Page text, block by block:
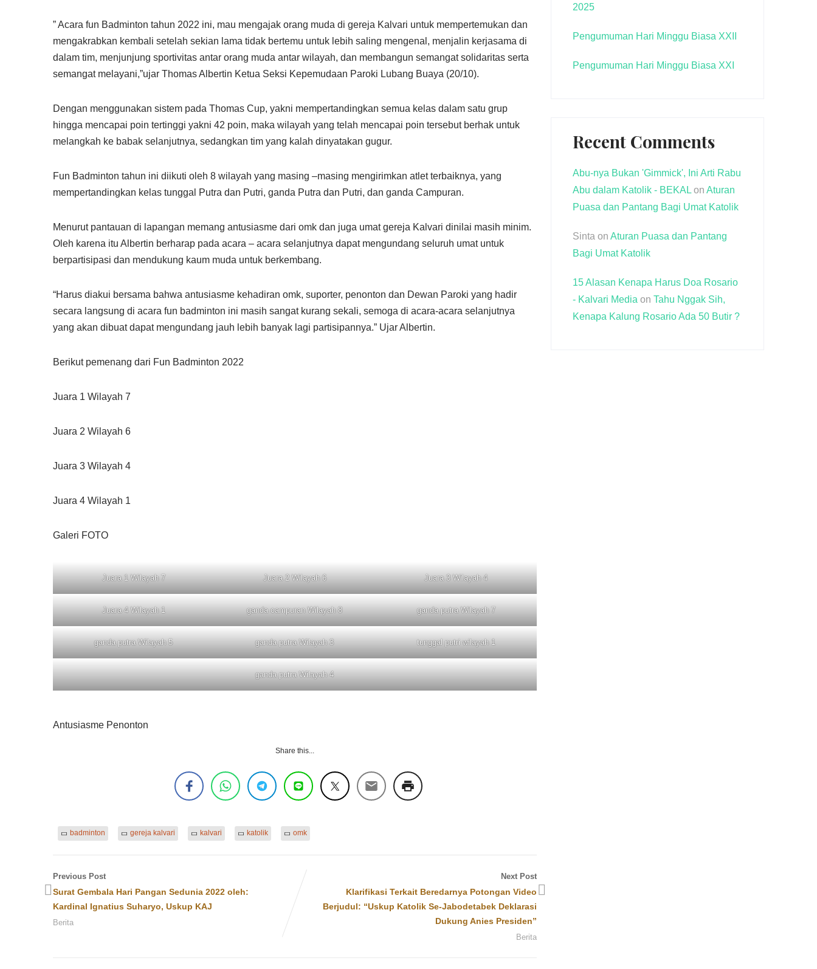
” Acara fun Badminton tahun 2022 ini, mau mengajak orang muda di gereja Kalvari untuk mempertemukan dan
mengakrabkan kembali setelah sekian lama tidak bertemu untuk lebih saling mengenal, menjalin kerjasama di
dalam tim, menjunjung sportivitas antar orang muda antar wilayah, dan membangun semangat solidaritas serta
semangat melayani,”ujar Thomas Albertin Ketua Seksi Kepemudaan Paroki Lubang Buaya (20/10).
Dengan menggunakan sistem pada Thomas Cup, yakni mempertandingkan semua kelas dalam satu grup
hingga mencapai poin tertinggi yakni 42 poin, maka wilayah yang telah mencapai poin tersebut berhak untuk
melangkah ke babak selanjutnya, sedangkan tim yang kalah dinyatakan gugur.
Fun Badminton tahun ini diikuti oleh 8 wilayah yang masing –masing mengirimkan atlet terbaiknya, yang
mempertandingkan kelas tunggal Putra dan Putri, ganda Putra dan Putri, dan ganda Campuran.
Menurut pantauan di lapangan memang antusiasme dari omk dan juga umat gereja Kalvari dinilai masih minim.
Oleh karena itu Albertin berharap pada acara – acara selanjutnya dapat mengundang seluruh umat untuk
berpartisipasi dan mendukung kaum muda untuk berkembang.
“Harus diakui bersama bahwa antusiasme kehadiran omk, suporter, penonton dan Dewan Paroki yang hadir
secara langsung di acara fun badminton ini masih sangat kurang sekali, semoga di acara-acara selanjutnya
yang akan dibuat dapat mengundang jauh lebih banyak lagi partisipannya.” Ujar Albertin.
Berikut pemenang dari Fun Badminton 2022
Juara 1 Wilayah 7
Juara 2 Wilayah 6
Juara 3 Wilayah 4
Juara 4 Wilayah 1
Galeri FOTO
Juara 1 Wilayah 7 Juara 2 Wilayah 6 Juara 3 Wilayah 4
Juara 4 Wilayah 1 ganda campuran Wilayah 8 ganda putra Wilayah 7
ganda putra Wilayah 5 ganda putra Wilayah 3 tunggal putri wilayah 1
ganda putra Wilayah 4
Antusiasme Penonton
Share this...
badminton gereja kalvari kalvari katolik omk
Previous Post
Surat Gembala Hari Pangan Sedunia 2022 oleh:
Kardinal Ignatius Suharyo, Uskup KAJ
Berita
Next Post
Klarifikasi Terkait Beredarnya Potongan Video
Berjudul: “Uskup Katolik Se-Jabodetabek Deklarasi
Dukung Anies Presiden”
Berita
2025
Pengumuman Hari Minggu Biasa XXII
Pengumuman Hari Minggu Biasa XXI
Recent Comments
Abu-nya Bukan 'Gimmick', Ini Arti Rabu
Abu dalam Katolik - BEKAL onAturan
Puasa dan Pantang Bagi Umat Katolik
Sinta onAturan Puasa dan Pantang
Bagi Umat Katolik
15 Alasan Kenapa Harus Doa Rosario
- Kalvari Media onTahu Nggak Sih,
Kenapa Kalung Rosario Ada 50 Butir ?